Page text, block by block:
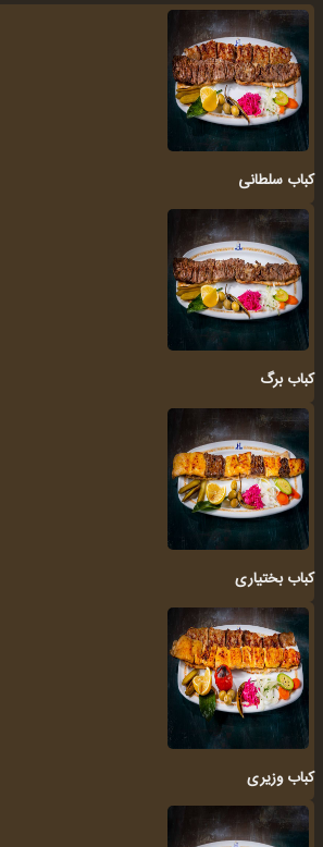
کباب سلطانی
کباب برگ
کباب بختیاری
کباب وزیری